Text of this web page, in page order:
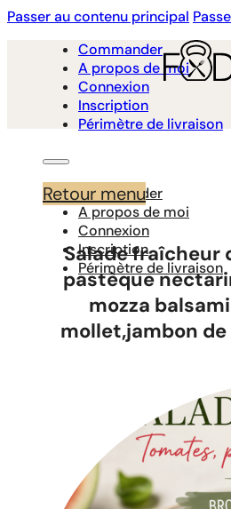
Passer au contenu principal
Commander
A propos de moi
Connexion
Inscription
Périmètre de livraison
Commander
A propos de moi
Connexion
Inscription
Périmètre de livraison
Retour menu
Salade fraîcheur
pastèque
mozza
mollet,jambon de